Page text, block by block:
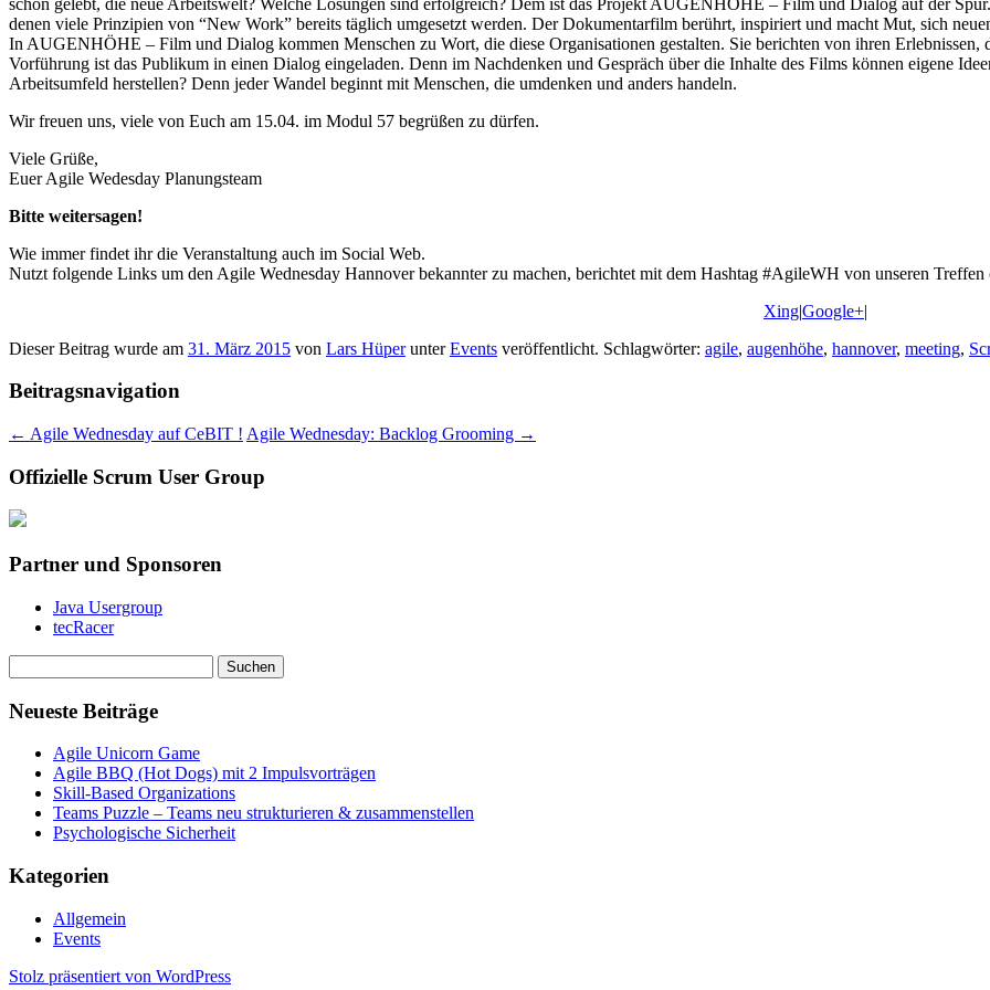
denen viele Prinzipien von “New Work” bereits täglich umgesetzt werden. Der Dokumentarfilm berührt, inspiriert und macht Mut, sich
In AUGENHÖHE – Film und Dialog kommen Menschen zu Wort, die diese Organisationen gestalten. Sie berichten von ihren Erlebnissen,
Vorführung ist das Publikum in einen Dialog eingeladen. Denn im Nachdenken und Gespräch über die Inhalte des Films können eigene
Arbeitsumfeld herstellen? Denn jeder Wandel beginnt mit Menschen, die umdenken und anders handeln.
Wir freuen uns, viele von Euch am 15.04. im Modul 57 begrüßen zu dürfen.
Viele Grüße,
Euer Agile Wedesday Planungsteam
Bitte weitersagen!
Wie immer findet ihr die Veranstaltung auch im Social Web.
Nutzt folgende Links um den Agile Wednesday Hannover bekannter zu machen, berichtet mit dem Hashtag #AgileWH von unseren Treffen
Xing|Google+|
Dieser Beitrag wurde am 31. März 2015 von Lars HüperunterEvents veröffentlicht. Schlagwörter: agile, augenhöhe, hannover, meeting,
Beitragsnavigation
← Agile Wednesday auf CeBIT ! Agile Wednesday: Backlog Grooming →
Offizielle Scrum User Group
Partner und Sponsoren
Java Usergroup
tecRacer
nach:
Neueste Beiträge
Agile Unicorn Game
Agile BBQ (Hot Dogs) mit 2 Impulsvorträgen
Skill-Based Organizations
Teams Puzzle – Teams neu strukturieren & zusammenstellen
Psychologische Sicherheit
Kategorien
Allgemein
Events
Stolz präsentiert von WordPress